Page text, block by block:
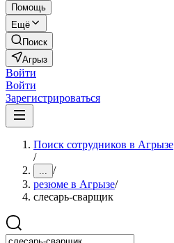
Помощь
Ещё
Поиск
Агрыз
Войти
Войти
Зарегистрироваться
Поиск сотрудников в Агрызе
/
... /
резюме в Агрызе/
слесарь-сварщик